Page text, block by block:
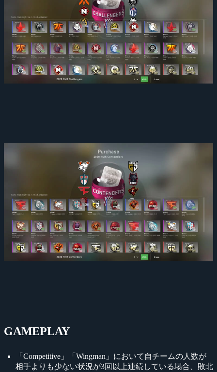
GAMEPLAY
「Competitive」「Wingman」において自チームの人数が
相手よりも少ない状況が3回以上連続している場合、敗北